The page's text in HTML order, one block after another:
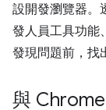
設開發瀏覽器。
發人員工具功能
發現問題前，找
與